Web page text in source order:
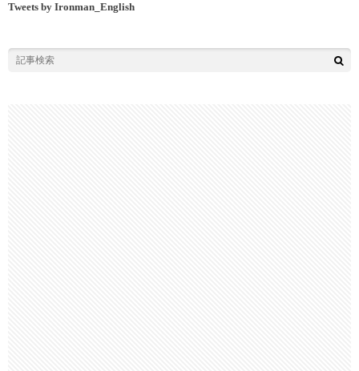
Tweets by Ironman_English